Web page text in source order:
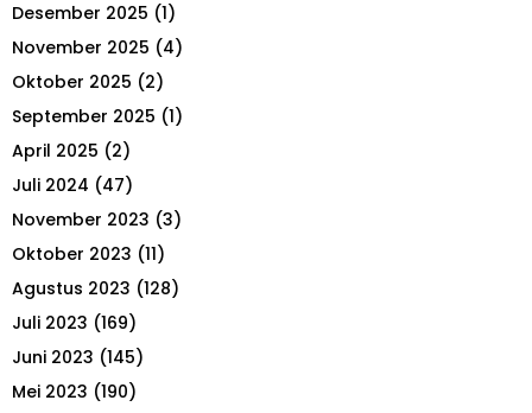
f
o
r
Desember 2025 (1)
November 2025 (4)
Oktober 2025 (2)
September 2025 (1)
April 2025 (2)
Juli 2024 (47)
November 2023 (3)
Oktober 2023 (11)
Agustus 2023 (128)
Juli 2023 (169)
Juni 2023 (145)
Mei 2023 (190)